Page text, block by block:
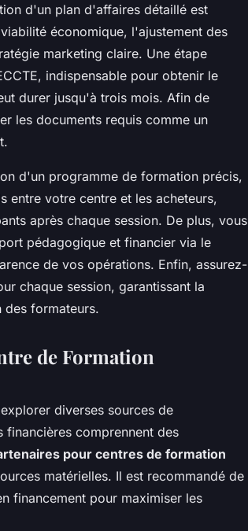
d'un plan d'affaires détaillé est
économique, l'ajustement des
marketing claire. Une étape
indispensable pour obtenir le
durer jusqu'à trois mois. Afin de
les documents requis comme un
d'un programme de formation précis,
entre votre centre et les acheteurs,
après chaque session. De plus, vous
pédagogique et financier via le
de vos opérations. Enfin, assurez-
chaque session, garantissant la
des formateurs.
de Formation
diverses sources de
financières comprennent des
pour centres de formation
matérielles. Il est recommandé de
financement pour maximiser les